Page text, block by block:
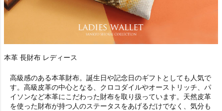
本革 長財布 レディース
高級感のある本革財布。誕生日や記念日のギフトとしても人気で
す。高級皮革の中心となる、クロコダイルやオーストリッチ、パ
イソンなど本革にこだわった財布を取り扱っています。天然皮革
を使った財布が持つ人のステータスをあげるだけでなく、気分も